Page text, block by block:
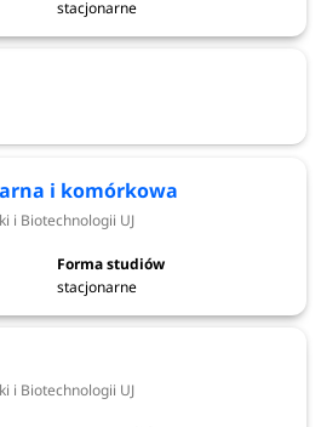
19kierunków studiów
w Krakowiekierunki studiów -
Prawa i Administracji UJ
Studiów
stacjonarne
i komórkowa
i Biotechnologii UJ
stacjonarne
i Biotechnologii UJ